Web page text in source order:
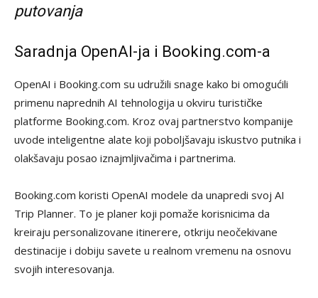
putovanja
Saradnja OpenAI-ja i Booking.com-a
OpenAI i Booking.com su udružili snage kako bi omogućili
primenu naprednih AI tehnologija u okviru turističke
platforme Booking.com. Kroz ovaj partnerstvo kompanije
uvode inteligentne alate koji poboljšavaju iskustvo putnika i
olakšavaju posao iznajmljivačima i partnerima.
Booking.com koristi OpenAI modele da unapredi svoj AI
Trip Planner. To je planer koji pomaže korisnicima da
kreiraju personalizovane itinerere, otkriju neočekivane
destinacije i dobiju savete u realnom vremenu na osnovu
svojih interesovanja.